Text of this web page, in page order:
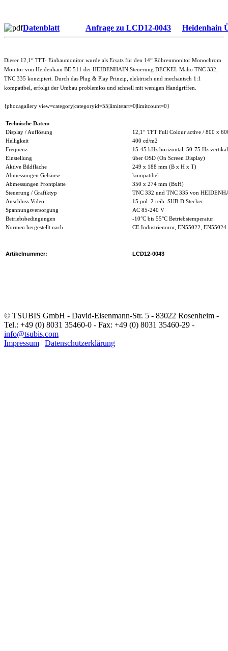
Datenblatt Anfrage zu LCD12-0043 Heidenhain
Dieser 12,1“ TFT- Einbaumonitor wurde als Ersatz für den 14“ Röhrenmonitor Monochrom
Monitor von Heidenhain BE 511 der HEIDENHAIN Steuerung DECKEL Maho TNC 332,
TNC 335 konzipiert. Durch das Plug & Play Prinzip, elektrisch und mechanisch 1:1
kompatibel, erfolgt der Umbau problemlos und schnell mit wenigen Handgriffen.
{phocagallery view=category|categoryid=55|limitstart=0|limitcount=0}
Technische Daten:
Display / Auflösung
12,1“ TFT Full Colour active / 800 x
Helligkeit
400 cd/m2
Frequenz
15-45 kHz horizontal, 50-75 Hz vertikal
Einstellung
über OSD (On Screen Display)
Aktive Bildfläche
249 x 188 mm (B x H x T)
Abmessungen Gehäuse
kompatibel
Abmessungen Frontplatte
350 x 274 mm (BxH)
Steuerung / Grafiktyp
TNC 332 und TNC 335 von
Anschluss Video
15 pol. 2 reih. SUB-D Stecker
Spannungsversorgung
AC 85-240 V
Betriebsbedingungen
-10°C bis 55°C Betriebstemperatur
Normen hergestellt nach
CE Industrienorm, EN55022, EN55024
Artikelnummer: LCD12-0043
© TSUBIS GmbH - David-Eisenmann-Str. 5 - 83022 Rosenheim -
Tel.: +49 (0) 8031 35460-0 - Fax: +49 (0) 8031 35460-29 -
info@tsubis.com
Impressum | Datenschutzerklärung